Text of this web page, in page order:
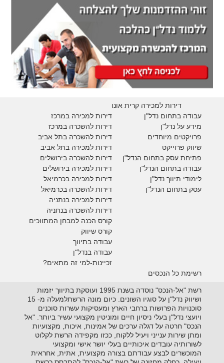
דירות למכירה קרית אונו
דירות למכירה במרכז
דירות להשכרה במרכז
דירות להשכרה בתל אביב
דירות למכירה בתל אביב
דירות להשכרה בירושלים
דירות למכירה בירושלים
דירות למכירה בכרמיאל
דירות להשכרה בכרמיאל
דירות למכירה בנתניה
דירות להשכרה בנתניה
קורס הכנה למבחן המתווכים
קורס שיווק
עבודה בתיווך
עבודה בנדל"ן
זכיינות-למי זה מתאים?
עבודה בתחום נדל"ן
מידע על נדל"ן
פרויקטים מיוחדים
שיווק פרוייקט
פתיחת עסק בתחום הנדל"ן
עבודה בתחום הנדל"ן
לימודי תיווך נדל"ן
עסק בתחום הנדל"ן
רשימת כל הנכסים
רשת "אל-הנכס" נוסדה בשנת 1995 ועוסקת בתיווך יזמות
ושיווק נדל"ן על סוגיו השונים. כיום מונה הרשתלמעלה מ- 15
סוכנויות הפרושות ברחבי הארץ ומעסיקות עשרות סוכנים
ויועצי נדל"ן בעלי ניסיון חיים ומוניטין מקצועי עשיר ביותר. "אל
הנכס" חרטה על דגלה ערכים של אמינות, איכות, מקצועיות
ומתן שירות ענייני ויעיל ללקוח, ככזו מקפידה הרשת לקלוט
לשורותיה עובדים איכותיים בעלי יושר אישי ומקצועי
המוכשרים לבצע עבודתם בצורה מקצועית, אתית, אחראית